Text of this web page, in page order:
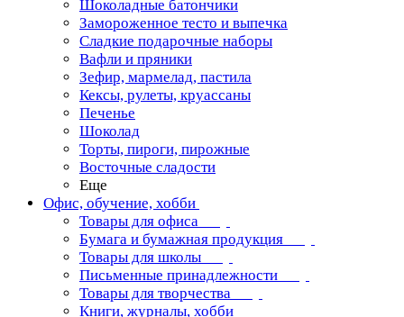
Шоколадные батончики
Замороженное тесто и выпечка
Сладкие подарочные наборы
Вафли и пряники
Зефир, мармелад, пастила
Кексы, рулеты, круассаны
Печенье
Шоколад
Торты, пироги, пирожные
Восточные сладости
Еще
Офис, обучение, хобби
Товары для офиса
Бумага и бумажная продукция
Товары для школы
Письменные принадлежности
Товары для творчества
Книги, журналы, хобби